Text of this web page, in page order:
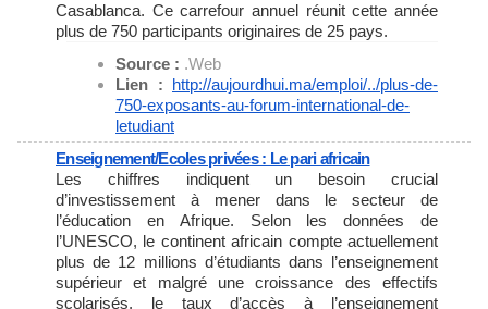
Casablanca. Ce carrefour annuel réunit cette année
plus de 750 participants originaires de 25 pays.
Source : .Web
Lien : http://aujourdhui.ma/emploi/../plus-de-
750-exposants-au-forum-international-de-
letudiant
Enseignement/Ecoles privées : Le pari africain
Les chiffres indiquent un besoin crucial
d’investissement à mener dans le secteur de
l’éducation en Afrique. Selon les données de
l’UNESCO, le continent africain compte actuellement
plus de 12 millions d’étudiants dans l’enseignement
supérieur et malgré une croissance des effectifs
scolarisés, le taux d’accès à l’enseignement